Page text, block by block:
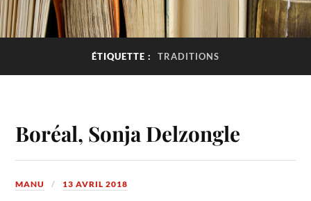
ÉTIQUETTE : TRADITIONS
Boréal, Sonja Delzongle
MANU 13 AVRIL 2018